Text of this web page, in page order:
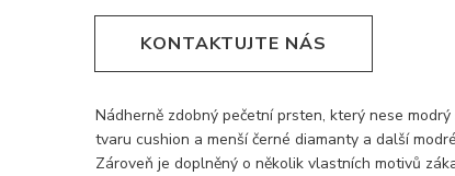
KONTAKTUJTE NÁS
Nádherně zdobný pečetní prsten, který nese
tvaru cushion a menší černé diamanty a další
Zároveň je doplněný o několik vlastních motivů